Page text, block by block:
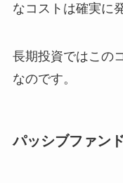
なコストは確実に
長期投資ではこの
なのです。
パッシブファン